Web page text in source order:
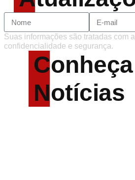
Suas informações são tratadas com
confidencialidade e segurança.
Notícias